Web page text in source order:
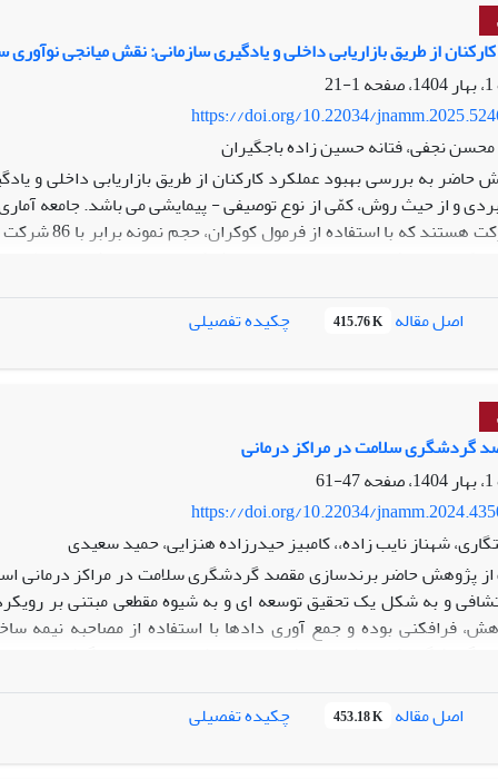
از طریق بازاریابی داخلی و یادگیری سازمانی: نقش میانجی نوآوری
1-21
https://doi.org/10.22034/
محسن نجفی، فتانه حسین زاده باجگیران
حاضر به بررسی بهبود عملکرد کارکنان از طریق بازاریابی داخلی و
و از حیث روش، کمّی از نوع توصیفی - پیمایشی می باشد. جامعه
تعداد 116
و تکمیل پرسشنامه در بین مدیران این شرکت‌ها پرداخته شد. به‌منظور
940/0، 901/0 بدست آمده است که نشانگر پایایی مطلوب ابزار تحقیق است.
و نوآوری سازمانی تاثیر آن را میانجی‌گری می‌کند.
اصل مقاله 415.76 K چکیده تفصیلی
گردشگری سلامت در مراکز درمانی
47-61
https://doi.org/10.22034/
شهناز نایب زاده،، کامبیز حیدرزاده هنزایی، حمید سعیدی
پژوهش حاضر برندسازی مقصد گردشگری سلامت در مراکز درمانی
و به شکل یک تحقیق توسعه ای و به شیوه مقطعی مبتنی بر
گردشگری که به شیوه هدفمند انتخاب شده بودند انجام گرفت؛ در
محوری و انتخابی توسعه این مفهوم انجام شد؛ یافته های پژوهش حاکی
کشور مقصد گردشگری سلامت، عوامل گردشگری و عوامل برندسازی شهر
ارتباطی و نیز پزشک و پرستار، کارکنان مراکز درمانی و نیز مدیران
خدمت می باشد.
اصل مقاله 453.18 K چکیده تفصیلی